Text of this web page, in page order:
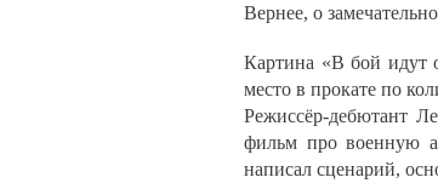
Вернее, о
Картина «В бой идут
место в прокате по
Режиссёр-дебютант
фильм про военную
написал сценарий,